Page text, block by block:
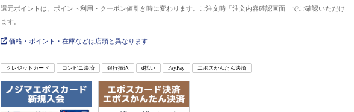
還元ポイントは、ポイント利用・クーポン値引き時に変わります。ご注文時「注文内容確認画面」でご確認いただけ
ます。
価格・ポイント・在庫などは店頭と異なります
クレジットカード コンビニ決済 銀行振込 d払い PayPay エポスかんたん決済